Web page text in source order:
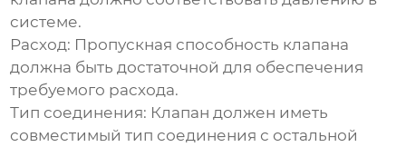
системе.
Расход: Пропускная способность клапана
должна быть достаточной для обеспечения
требуемого расхода.
Тип соединения: Клапан должен иметь
совместимый тип соединения с остальной